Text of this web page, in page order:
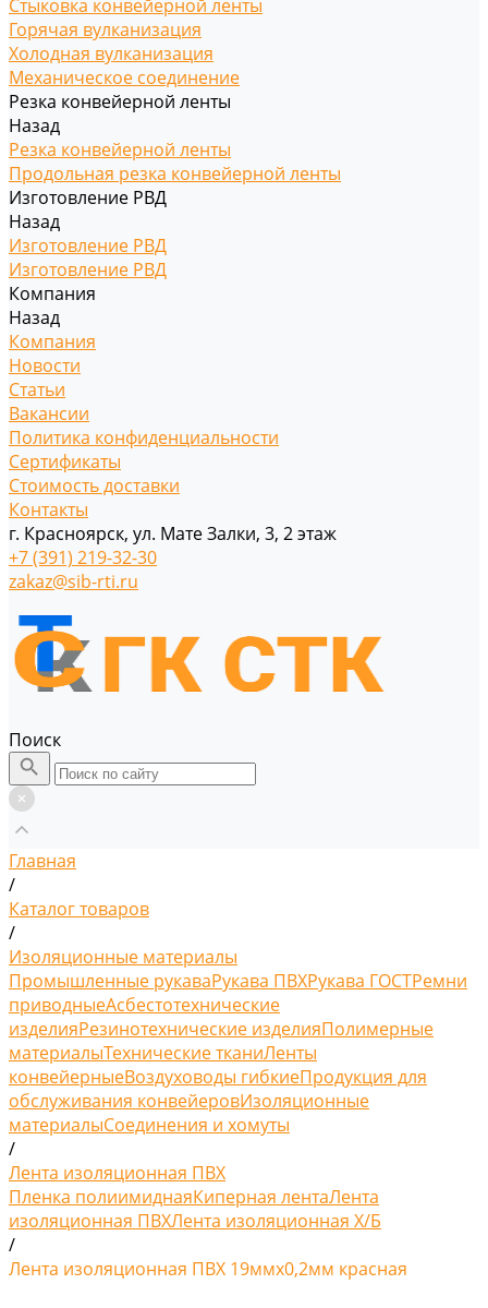
Стыковка конвейерной ленты
Горячая вулканизация
Холодная вулканизация
Механическое соединение
Резка конвейерной ленты
Назад
Резка конвейерной ленты
Продольная резка конвейерной ленты
Изготовление РВД
Назад
Изготовление РВД
Изготовление РВД
Компания
Назад
Компания
Новости
Статьи
Вакансии
Политика конфиденциальности
Сертификаты
Стоимость доставки
Контакты
г. Красноярск, ул. Мате Залки, 3, 2 этаж
+7 (391) 219-32-30
zakaz@sib-rti.ru
Поиск
Главная
/
Каталог товаров
/
Изоляционные материалы
Промышленные рукаваРукава ПВХРукава ГОСТРемни
приводныеАсбестотехнические
изделияРезинотехнические изделияПолимерные
материалыТехнические тканиЛенты
конвейерныеВоздуховоды гибкиеПродукция для
обслуживания конвейеровИзоляционные
материалыСоединения и хомуты
/
Лента изоляционная ПВХ
Пленка полиимиднаяКиперная лентаЛента
изоляционная ПВХЛента изоляционная Х/Б
/
Лента изоляционная ПВХ 19ммх0,2мм красная